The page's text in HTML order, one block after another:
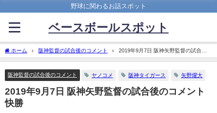
野球に関わるお話スポット
ベースボールスポット
ホーム 阪神監督の試合後のコメント
2019年9月7日 阪神矢野監督の試合後
のコメント 快勝
阪神監督の試合後のコメント ヤノコメ 阪神タイガース 矢野燿大
2019年9月7日 阪神矢野監督の試合後のコメント
快勝